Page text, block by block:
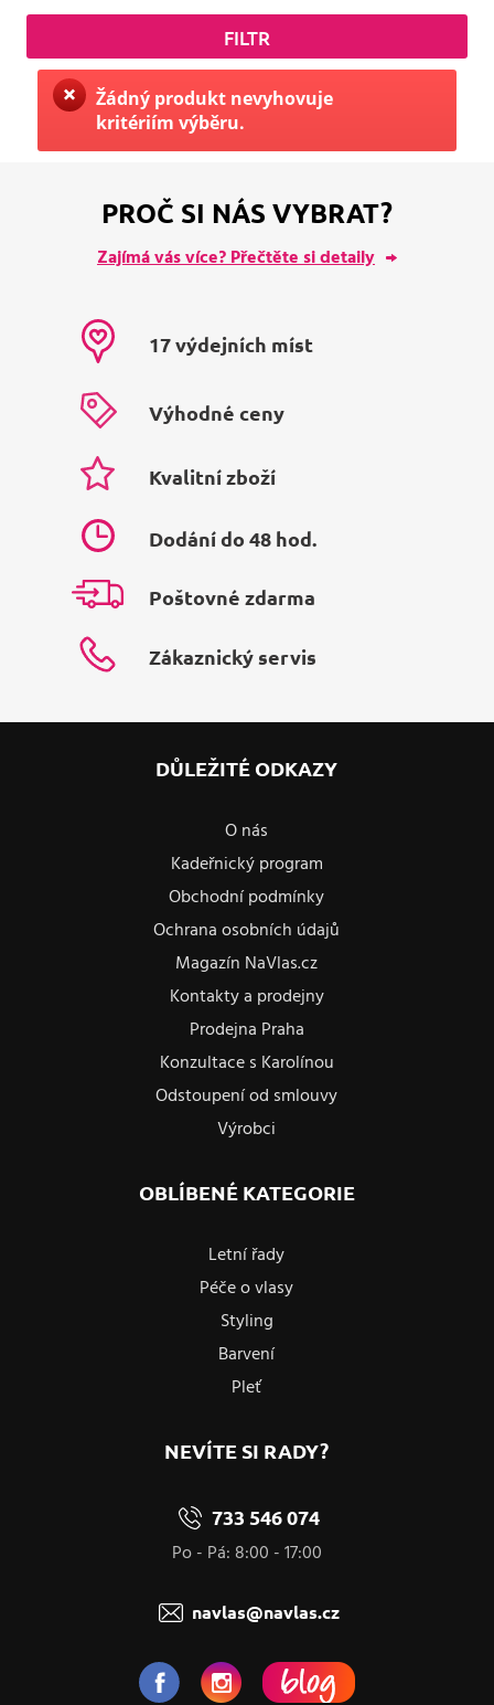
FILTR
Žádný produkt nevyhovuje
kritériím výběru.
PROČ SI NÁS VYBRAT?
Zajímá vás více? Přečtěte si detaily
17 výdejních míst
Výhodné ceny
Kvalitní zboží
Dodání do 48 hod.
Poštovné zdarma
Zákaznický servis
DŮLEŽITÉ ODKAZY
O nás
Kadeřnický program
Obchodní podmínky
Ochrana osobních údajů
Magazín NaVlas.cz
Kontakty a prodejny
Prodejna Praha
Konzultace s Karolínou
Odstoupení od smlouvy
Výrobci
OBLÍBENÉ KATEGORIE
Letní řady
Péče o vlasy
Styling
Barvení
Pleť
NEVÍTE SI RADY?
733 546 074
Po - Pá: 8:00 - 17:00
navlas@navlas.cz